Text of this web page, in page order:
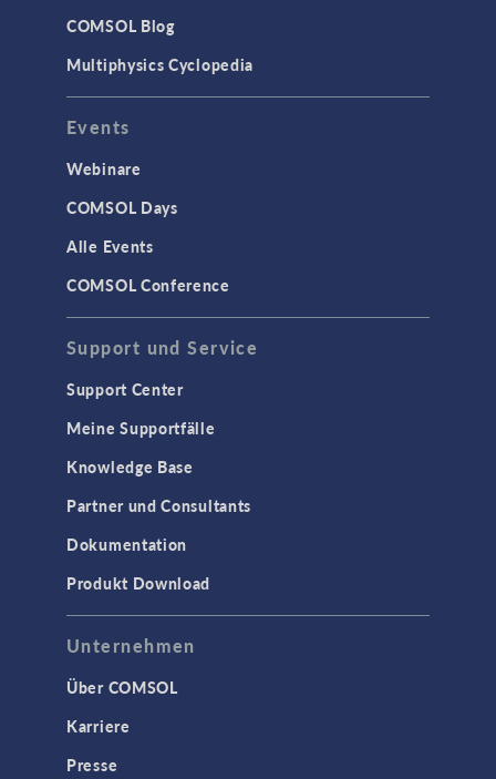
COMSOL Blog
Multiphysics Cyclopedia
Events
Webinare
COMSOL Days
Alle Events
COMSOL Conference
Support und Service
Support Center
Meine Supportfälle
Knowledge Base
Partner und Consultants
Dokumentation
Produkt Download
Unternehmen
Über COMSOL
Karriere
Presse